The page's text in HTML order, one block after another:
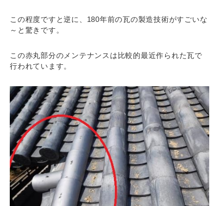
この程度ですと逆に、180年前の瓦の製造技術がすごいな
～と驚きです。
この赤丸部分のメンテナンスは比較的最近作られた瓦で
行われています。